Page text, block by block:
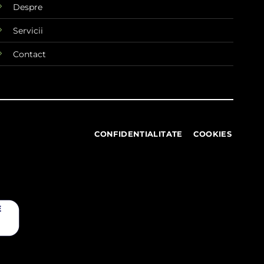
Despre
Servicii
Contact
CONFIDENTIALITATE COOKIES